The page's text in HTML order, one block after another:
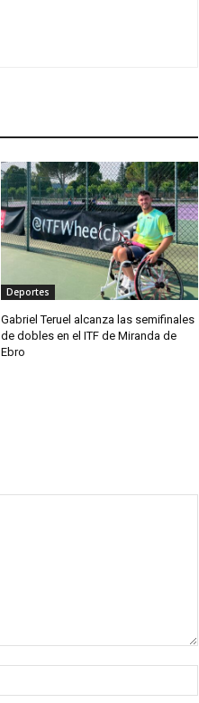
Deportes
Gabriel Teruel alcanza las semifinales
de dobles en el ITF de Miranda de
Ebro